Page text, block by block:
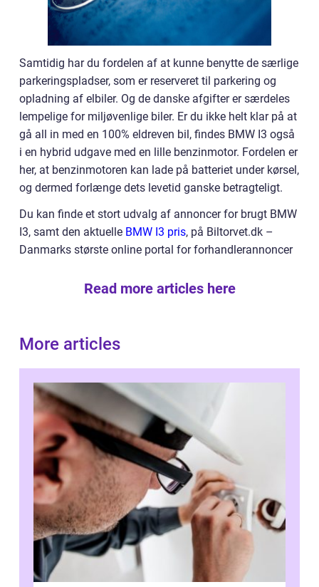
Samtidig har du fordelen af at kunne benytte de særlige
parkeringspladser, som er reserveret til parkering og
opladning af elbiler. Og de danske afgifter er særdeles
lempelige for miljøvenlige biler. Er du ikke helt klar på at
gå all in med en 100% eldreven bil, findes BMW I3 også
i en hybrid udgave med en lille benzinmotor. Fordelen er
her, at benzinmotoren kan lade på batteriet under kørsel,
og dermed forlænge dets levetid ganske betragteligt.
Du kan finde et stort udvalg af annoncer for brugt BMW
I3, samt den aktuelle BMW I3 pris, på Biltorvet.dk –
Danmarks største online portal for forhandlerannoncer
Read more articles here
More articles